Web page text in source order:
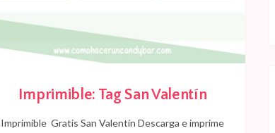
Imprimible: Tag San Valentín
Imprimible Gratis San Valentín Descarga e imprime